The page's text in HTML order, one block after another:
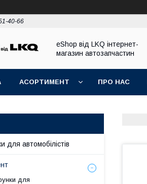
40-66
eShop від LKQ інтернет-
магазин автозапчастин
АСОРТИМЕНТ ПРО НАС
для автомобілістів
для